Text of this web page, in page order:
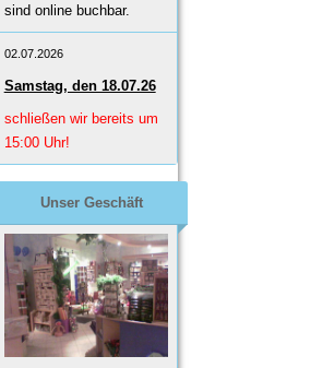
sind online buchbar.
02.07.2026
Samstag, den 18.07.26
schließen wir bereits um
15:00 Uhr!
Unser Geschäft